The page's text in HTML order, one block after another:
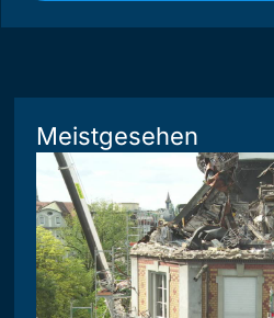
Meistgesehen